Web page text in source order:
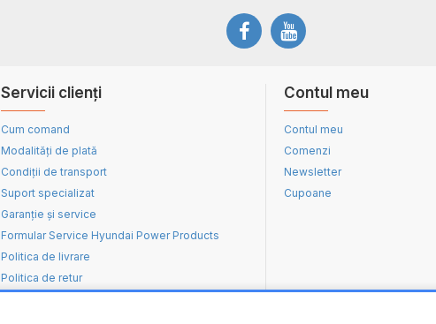
Servicii clienți
Cum comand
Modalități de plată
Condiții de transport
Suport specializat
Garanție și service
Formular Service Hyundai Power Products
Politica de livrare
Politica de retur
Contul meu
Contul meu
Comenzi
Newsletter
Cupoane